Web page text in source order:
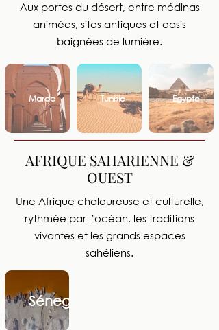
Aux portes du désert, entre médinas
animées, sites antiques et oasis
baignées de lumière.
Maroc Tunisie Egypte
AFRIQUE SAHARIENNE &
OUEST
Une Afrique chaleureuse et culturelle,
rythmée par l’océan, les traditions
vivantes et les grands espaces
sahéliens.
Sénegal